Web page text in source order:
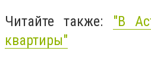
Читайте также: "В
квартиры"